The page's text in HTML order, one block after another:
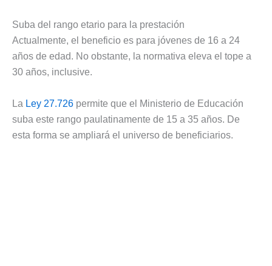
Suba del rango etario para la prestación
Actualmente, el beneficio es para jóvenes de 16 a 24
años de edad. No obstante, la normativa eleva el tope a
30 años, inclusive.
La Ley 27.726 permite que el Ministerio de Educación
suba este rango paulatinamente de 15 a 35 años. De
esta forma se ampliará el universo de beneficiarios.